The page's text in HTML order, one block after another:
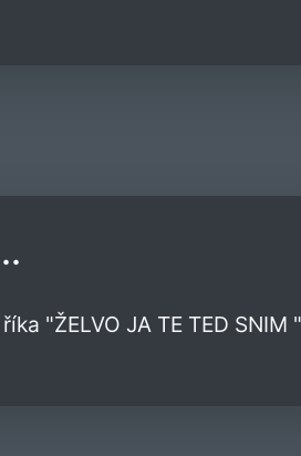
"ŽELVO JA TE TED SNIM